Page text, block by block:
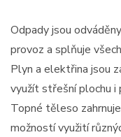
Odpady jsou
provoz a splňuje
Plyn a elektřina jsou
využít střešní plochu i
Topné těleso
možností využití